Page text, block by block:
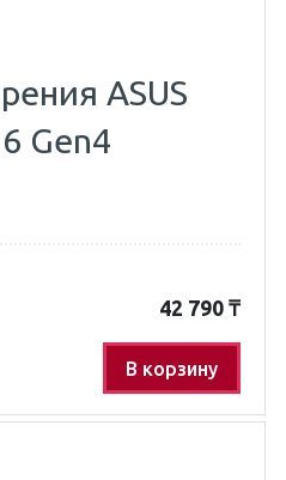
ASUS
Gen4
42 790 ₸
В корзину